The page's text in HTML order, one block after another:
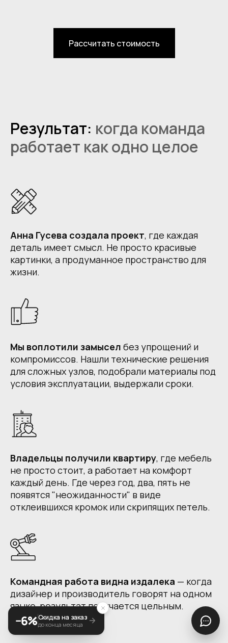
Рассчитать стоимость
Результат: когда команда
работает как одно целое
Анна Гусева создала проект, где каждая
деталь имеет смысл. Не просто красивые
картинки, а продуманное пространство для
жизни.
Мы воплотили замысел без упрощений и
компромиссов. Нашли технические решения
для сложных узлов, подобрали материалы под
условия эксплуатации, выдержали сроки.
Владельцы получили квартиру, где мебель
не просто стоит, а работает на комфорт
каждый день. Где через год, два, пять не
появятся "неожиданности" в виде
отклеившихся кромок или скрипящих петель.
Командная работа видна издалека — когда
дизайнер и производитель говорят на одном
языке, результат получается цельным.
−6%Скидка на заказ
до конца месяца